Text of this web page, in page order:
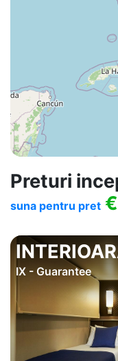
Preturi
suna pentru pret €
IX - Guarantee